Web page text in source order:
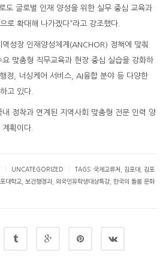
도 글로벌 인재 양성을 위한 실무 중심 교육과
로 확대해 나가겠다”라고 강조했다.
성장 인재양성체계(ANCHOR) 정책에 맞춰
맞춤형 직무교육과 현장 중심 실습을 강화하
정, 너싱케어 서비스, AI융합 분야 등 다양한
고 있다.
정착과 연계된 지역사회 맞춤형 전문 인력 양
획이다.
UNCATEGORIZED TAGS: 국제교류처 김포대
김포
대학교 보건행정과 외국인유학생대상특강, 한국의 돌봄 문화